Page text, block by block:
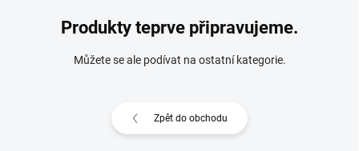
Produkty teprve připravujeme.
Můžete se ale podívat na ostatní kategorie.
Zpět do obchodu